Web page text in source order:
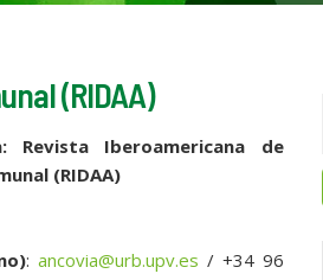
(RIDAA)
Revista Iberoamericana de
(RIDAA)
:ancovia@urb.upv.es / +34 96